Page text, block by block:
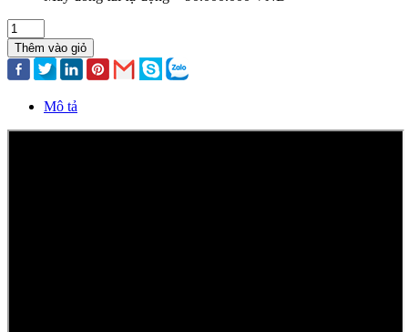
Thêm vào giỏ
Mô tả